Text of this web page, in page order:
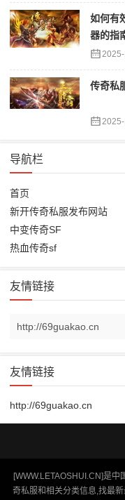
如何有
器的指
传奇私
导航栏
首页
新开传奇私服发布网站
中变传奇SF
热血传奇sf
友情链接
http://69guakao.cn
友情链接
http://69guakao.cn
[WWW.LETAOSHUI.CN]是
奇私服和相关分类信息,找最